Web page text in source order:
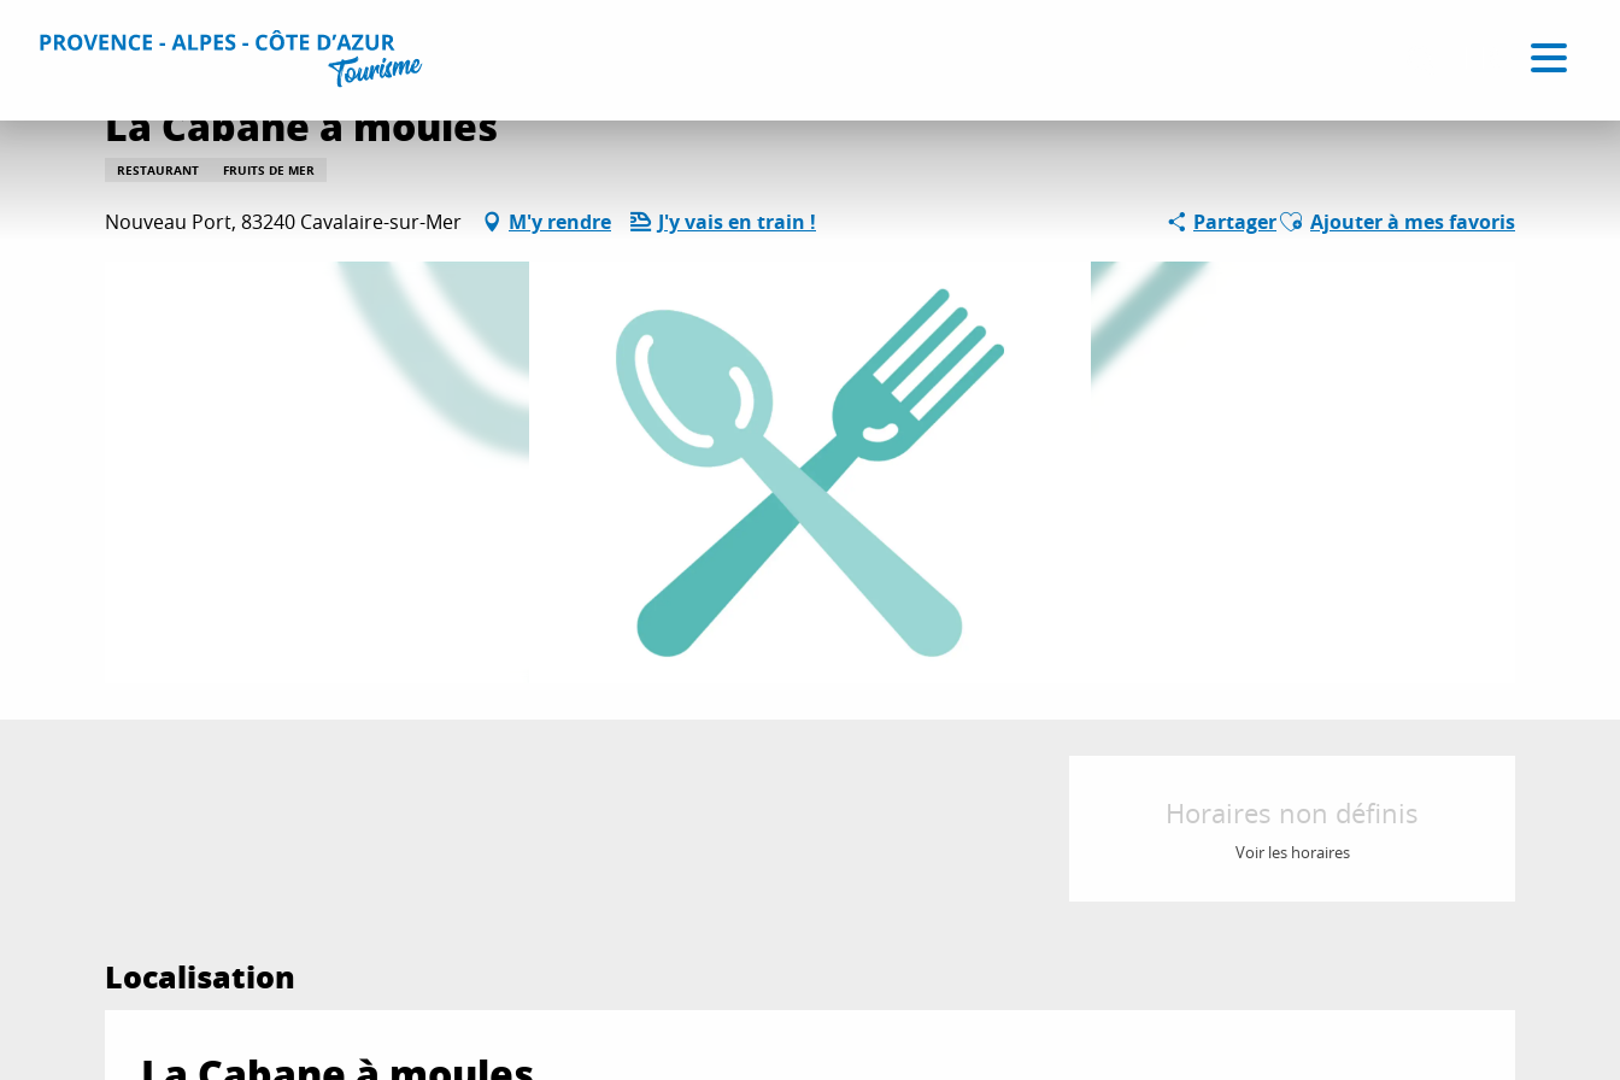
Accueil Séjourner Restaurants Tous les restaurants
La Cabane à moules
RESTAURANT FRUITS DE MER
Nouveau Port, 83240 Cavalaire-sur-Mer M'y rendre J'y vais en train ! PartagerAjouter aux favoris
Ajouter à mes favoris
Ouverture et
Horaires non définis
Voir les horaires
Localisation